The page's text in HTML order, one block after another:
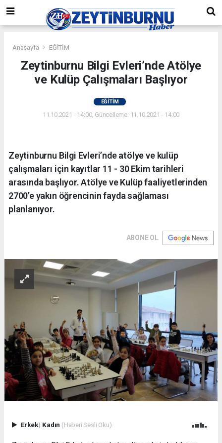
Anasayfa EĞİTİM
Zeytinburnu Bilgi Evleri’nde Atölye
ve Kulüp Çalışmaları Başlıyor
EĞİTİM
11.10.2021 - 14:00, Güncelleme: 11.10.2021 - 14:00
Zeytinburnu Bilgi Evleri’nde atölye ve kulüp
çalışmaları için kayıtlar 11 - 30 Ekim tarihleri
arasında başlıyor. Atölye ve Kulüp faaliyetlerinden
2700’e yakın öğrencinin fayda sağlaması
planlanıyor.
ABONE OL
Erkek| Kadın (Haberi Sesli Oku)